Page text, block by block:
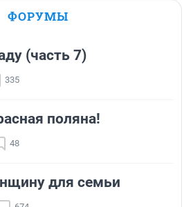
ФОРУМЫ
(часть 7)
335
поляна!
48
для семьи